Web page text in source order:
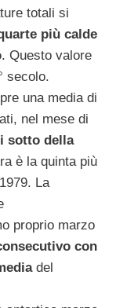
totali si
più calde
. Questo valore
secolo.
una media di
nel mese di
sotto della
è la quinta più
La
proprio marzo
con
del